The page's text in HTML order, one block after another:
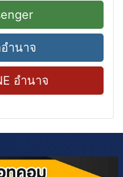
ำนาจ
อำนาจ